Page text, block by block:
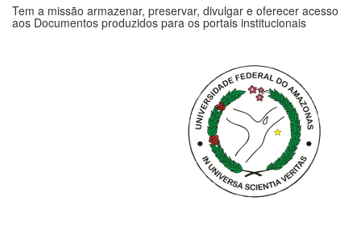
Tem a missão armazenar, preservar, divulgar e oferecer acesso
aos Documentos produzidos para os portais institucionais